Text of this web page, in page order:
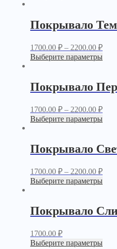
Покрывало
1700.00 ₽– 2200.00 ₽
Выберите параметры
Покрывало
1700.00 ₽– 2200.00 ₽
Выберите параметры
Покрывало
1700.00 ₽– 2200.00 ₽
Выберите параметры
Покрывало
1700.00 ₽
Выберите параметры